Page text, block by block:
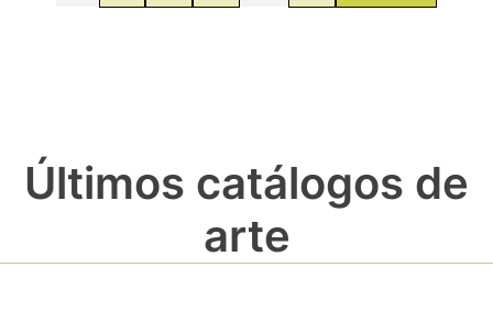
Últimos catálogos de
arte